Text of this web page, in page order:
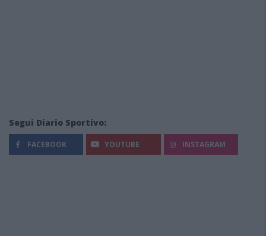
Segui Diario Sportivo:
FACEBOOK YOUTUBE INSTAGRAM